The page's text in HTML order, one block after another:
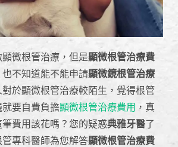
顯微根管治療，但是顯微根管治療費
不知道能不能申請顯微鏡根管治療
對於顯微根管治療較陌生，覺得根管
要自費負擔顯微根管治療費用 ，真
費用該花嗎？您的疑惑典雅牙醫了
專科醫師為您解答顯微根管治療費